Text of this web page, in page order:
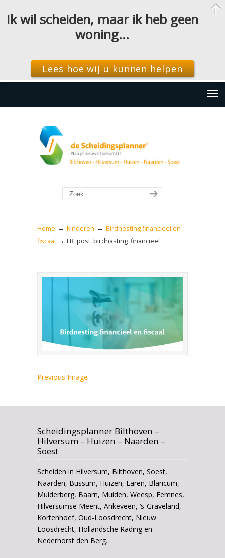
Home → Kinderen → Birdnesting financieel en
fiscaal → FB_post_birdnasting_financieel
Previous Image
Scheidingsplanner Bilthoven –
Hilversum – Huizen – Naarden –
Soest
Scheiden in Hilversum, Bilthoven, Soest,
Naarden, Bussum, Huizen, Laren, Blaricum,
Muiderberg, Baarn, Muiden, Weesp, Eemnes,
Hilversumse Meent, Ankeveen, ‘s-Graveland,
Kortenhoef, Oud-Loosdrecht, Nieuw
Loosdrecht, Hollandsche Rading en
Nederhorst den Berg.
Ik wil scheiden, maar ik heb geen
woning…
Lees hoe wij u kunnen helpen